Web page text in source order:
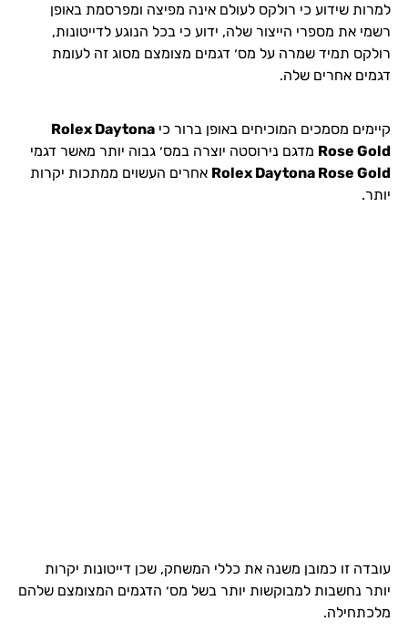
למרות שידוע כי רולקס לעולם אינה מפיצה ומפרסמת באופן
רשמי את מספרי הייצור שלה, ידוע כי בכל הנוגע לדייטונות,
רולקס תמיד שמרה על מס׳ דגמים מצומצם מסוג זה לעומת
דגמים אחרים שלה.
קיימים מסמכים המוכיחים באופן ברור כי Rolex Daytona
Rose Gold מדגם נירוסטה יוצרה במס׳ גבוה יותר מאשר דגמי
Rolex Daytona Rose Gold אחרים העשוים ממתכות יקרות
יותר.
עובדה זו כמובן משנה את כללי המשחק, שכן דייטונות יקרות
יותר נחשבות למבוקשות יותר בשל מס׳ הדגמים המצומצם שלהם
מלכתחילה.